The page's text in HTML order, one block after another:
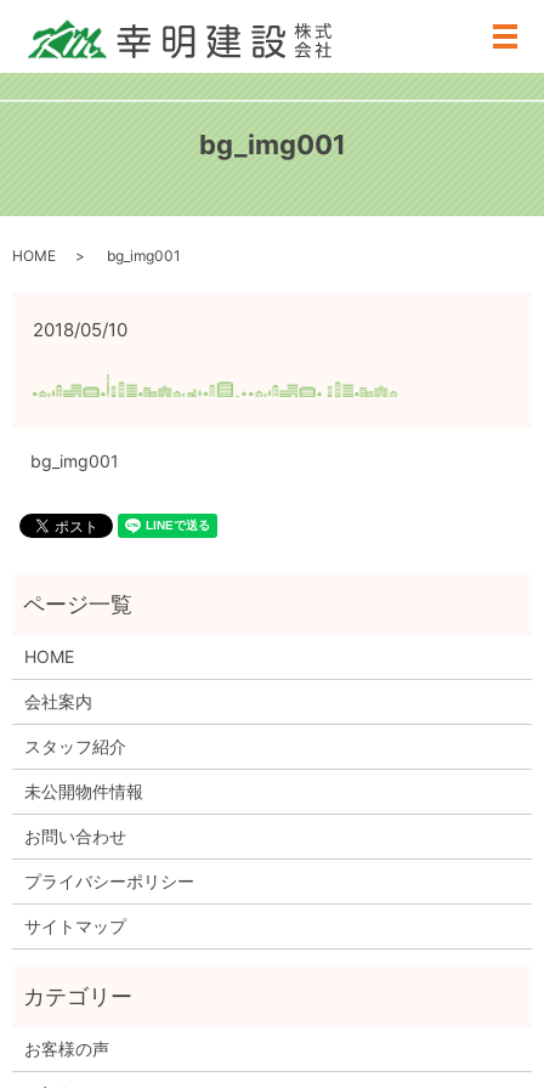
メ
bg_img001
HOME bg_img001
2018/05/10
bg_img001
HOME
会社案内
スタッフ紹介
未公開物件情報
お問い合わせ
プライバシーポリシー
サイトマップ
お客様の声